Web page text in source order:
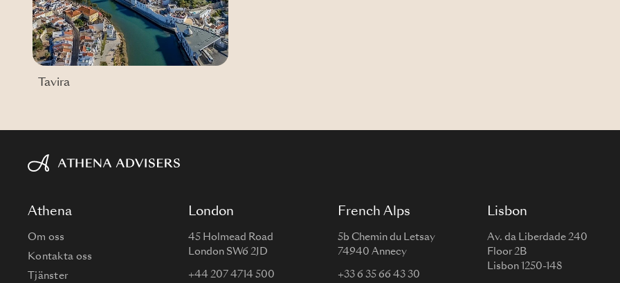
Tavira
Athena
Om oss
Kontakta oss
Tjänster
London
45 Holmead Road
London SW6 2JD
+44 207 4714 500
French Alps
5b Chemin du Letsay
74940 Annecy
+33 6 35 66 43 30
Lisbon
Av. da Liberdade 240
Floor 2B
Lisbon 1250-148